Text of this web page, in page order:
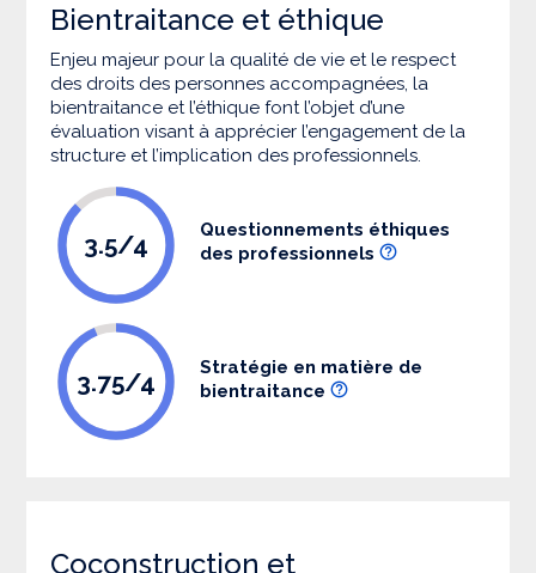
Bientraitance et éthique
Enjeu majeur pour la qualité de vie et le respect
des droits des personnes accompagnées, la
bientraitance et l’éthique font l’objet d’une
évaluation visant à apprécier l’engagement de la
structure et l’implication des professionnels.
3.5/4
Questionnements éthiques
des professionnels
3.75/4
Stratégie en matière de
bientraitance
Coconstruction et